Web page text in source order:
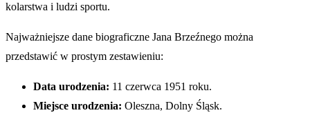
kolarstwa i ludzi sportu.
Najważniejsze dane biograficzne Jana Brzeźnego można
przedstawić w prostym zestawieniu:
Data urodzenia: 11 czerwca 1951 roku.
Miejsce urodzenia: Oleszna, Dolny Śląsk.